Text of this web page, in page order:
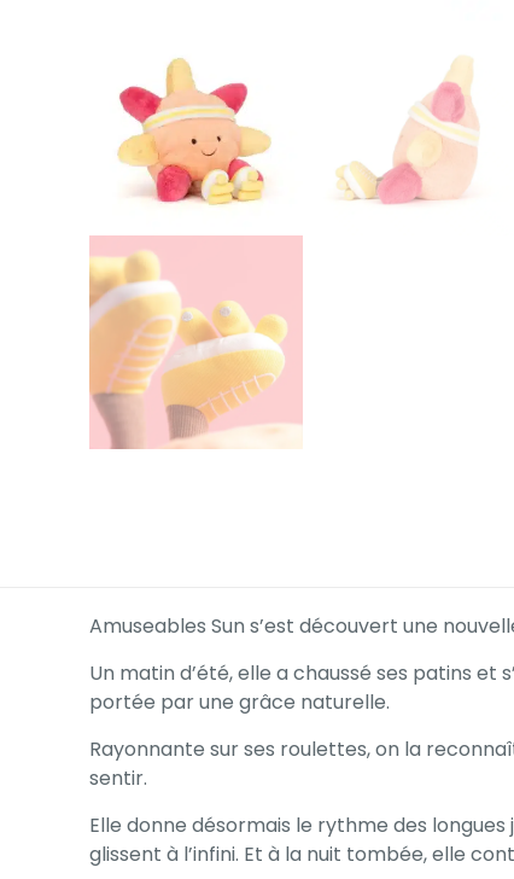
Amuseables Sun s’est découvert une
Un matin d’été, elle a chaussé ses patins et
portée par une grâce naturelle.
Rayonnante sur ses roulettes, on la
sentir.
Elle donne désormais le rythme des
glissent à l’infini. Et à la nuit tombée, elle